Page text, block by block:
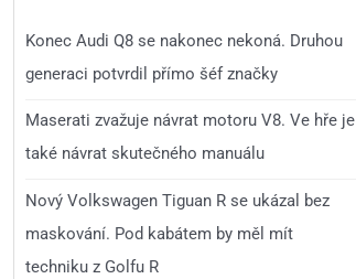
Konec Audi Q8 se nakonec nekoná. Druhou
generaci potvrdil přímo šéf značky
Maserati zvažuje návrat motoru V8. Ve hře je
také návrat skutečného manuálu
Nový Volkswagen Tiguan R se ukázal bez
maskování. Pod kabátem by měl mít
techniku z Golfu R